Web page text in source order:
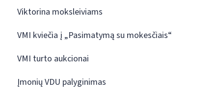
Viktorina moksleiviams
VMI kviečia į „Pasimatymą su mokesčiais“
VMI turto aukcionai
Įmonių VDU palyginimas